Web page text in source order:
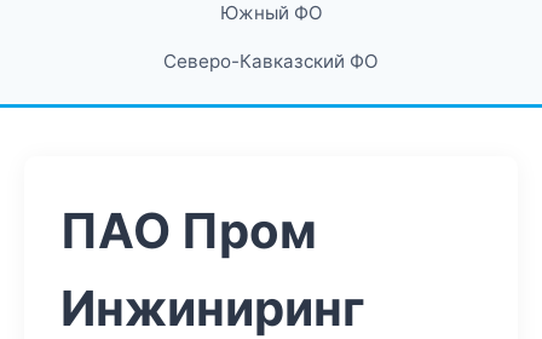
Южный ФО
Северо-Кавказский ФО
ПАО Пром
Инжиниринг